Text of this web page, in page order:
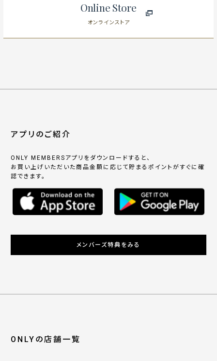
Online Store
オンラインストア
アプリのご紹介
ONLY MEMBERSアプリをダウンロードすると、
お買い上げいただいた商品金額に応じて貯まるポイントがすぐに確
認できます。
メンバーズ特典をみる
ONLYの店舗一覧